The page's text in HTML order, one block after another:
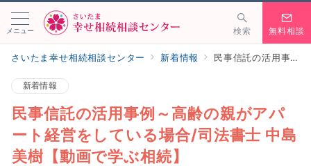
メニュー 検索 無料相談
さいたま幸せ相続相談センター 新着情報 民事信託の活用事例～高齢の親がアパート経営をしている場合/司法書士 中島美樹【動画で学ぶ相続】
新着情報
民事信託の活用事例～高齢の親がアパ
ート経営をしている場合/司法書士 中島
美樹【動画で学ぶ相続】